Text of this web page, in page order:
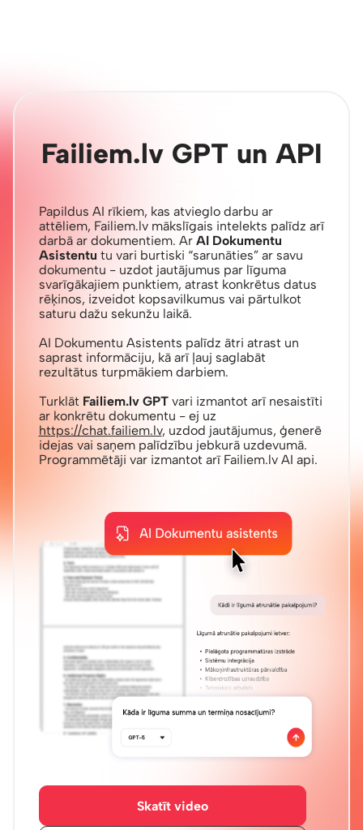
Failiem.lv GPT un API
Papildus AI rīkiem, kas atvieglo darbu ar
attēliem, Failiem.lv mākslīgais intelekts palīdz arī
darbā ar dokumentiem. Ar AI Dokumentu
Asistentu tu vari burtiski “sarunāties” ar savu
dokumentu - uzdot jautājumus par līguma
svarīgākajiem punktiem, atrast konkrētus datus
rēķinos, izveidot kopsavilkumus vai pārtulkot
saturu dažu sekunžu laikā.
AI Dokumentu Asistents palīdz ātri atrast un
saprast informāciju, kā arī ļauj saglabāt
rezultātus turpmākiem darbiem.
Turklāt Failiem.lv GPTvari izmantot arī nesaistīti
ar konkrētu dokumentu - ej uz
https://chat.failiem.lv, uzdod jautājumus, ģenerē
idejas vai saņem palīdzību jebkurā uzdevumā.
Programmētāji var izmantot arī Failiem.lv AI api.
Skatīt video